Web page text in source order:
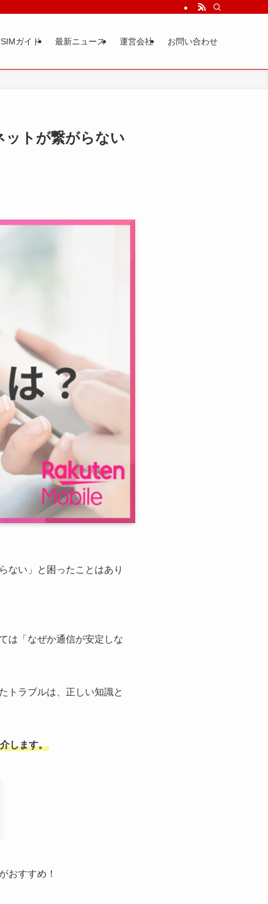
ガイド 最新ニュース 運営会社 お問い合わせ
ットが繋がらない
ない」と困ったことはあり
は「なぜか通信が安定しな
トラブルは、正しい知識と
します。
おすすめ！